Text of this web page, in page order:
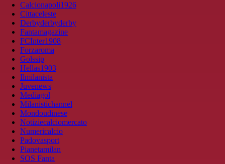
Calcionapoli1926
Cittaceleste
Derbyderbyderby
Fantamagazine
FCInter1908
Forzaroma
Golssip
Hellas1903
Ilmilanista
Juvenews
Mediagol
Milanistichannel
Mondoudinese
Notiziecalciomercato
Numericalcio
Padovasport
Pianetamilan
SOS Fanta